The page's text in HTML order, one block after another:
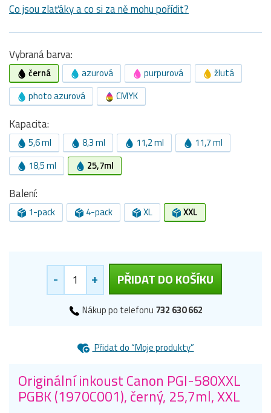
Co jsou zlaťáky a co si za ně mohu pořídit?
Vybraná barva:
černá azurová purpurová
žlutá
photo azurová
CMYK
Kapacita:
5,6 ml 8,3 ml 11,2 ml
11,7 ml
18,5 ml
25,7ml
Balení:
1-pack 4-pack XL XXL
- + PŘIDAT DO KOŠÍKU
Nákup po telefonu 732 630 662
Přidat do “Moje produkty”
Originální inkoust Canon PGI-580XXL
PGBK (1970C001), černý, 25,7ml, XXL